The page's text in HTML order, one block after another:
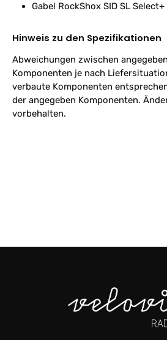
Gabel RockShox SID SL
Hinweis zu den Spezifikationen
Abweichungen zwischen
Komponenten je nach
verbaute Komponenten
der angegeben Komponenten.
vorbehalten.